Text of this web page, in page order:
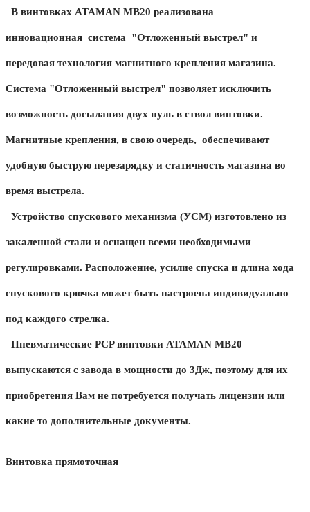
В винтовках ATAMAN MB20 реализована
инновационная система "Отложенный выстрел" и
передовая технология магнитного крепления магазина.
Система "Отложенный выстрел" позволяет исключить
возможность досылания двух пуль в ствол винтовки.
Магнитные крепления, в свою очередь, обеспечивают
удобную быструю перезарядку и статичность магазина во
время выстрела.
Устройство спускового механизма (УСМ) изготовлено из
закаленной стали и оснащен всеми необходимыми
регулировками. Расположение, усилие спуска и длина хода
спускового крючка может быть настроена индивидуально
под каждого стрелка.
Пневматические PCP винтовки ATAMAN MB20
выпускаются с завода в мощности до 3Дж, поэтому для их
приобретения Вам не потребуется получать лицензии или
какие то дополнительные документы.
Винтовка прямоточная